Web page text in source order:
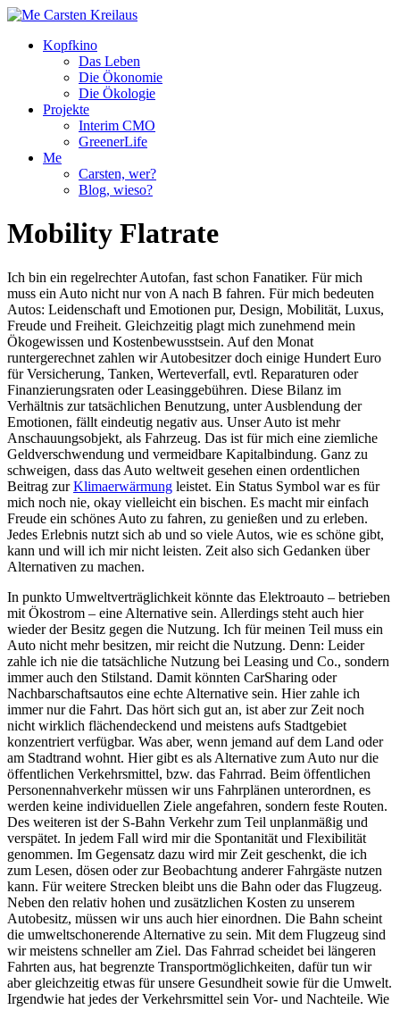
Kopfkino
Das Leben
Die Ökonomie
Die Ökologie
Projekte
Interim CMO
GreenerLife
Me
Carsten, wer?
Blog, wieso?
Mobility Flatrate
Ich bin ein regelrechter Autofan, fast schon Fanatiker. Für mich
muss ein Auto nicht nur von A nach B fahren. Für mich bedeuten
Autos: Leidenschaft und Emotionen pur, Design, Mobilität, Luxus,
Freude und Freiheit. Gleichzeitig plagt mich zunehmend mein
Ökogewissen und Kostenbewusstsein. Auf den Monat
runtergerechnet zahlen wir Autobesitzer doch einige Hundert Euro
für Versicherung, Tanken, Werteverfall, evtl. Reparaturen oder
Finanzierungsraten oder Leasinggebühren. Diese Bilanz im
Verhältnis zur tatsächlichen Benutzung, unter Ausblendung der
Emotionen, fällt eindeutig negativ aus. Unser Auto ist mehr
Anschauungsobjekt, als Fahrzeug. Das ist für mich eine ziemliche
Geldverschwendung und vermeidbare Kapitalbindung. Ganz zu
schweigen, dass das Auto weltweit gesehen einen ordentlichen
Beitrag zurKlimaerwärmung leistet. Ein Status Symbol war es für
mich noch nie, okay vielleicht ein bischen. Es macht mir einfach
Freude ein schönes Auto zu fahren, zu genießen und zu erleben.
Jedes Erlebnis nutzt sich ab und so viele Autos, wie es schöne gibt,
kann und will ich mir nicht leisten. Zeit also sich Gedanken über
Alternativen zu machen.
In punkto Umweltverträglichkeit könnte das Elektroauto – betrieben
mit Ökostrom – eine Alternative sein. Allerdings steht auch hier
wieder der Besitz gegen die Nutzung. Ich für meinen Teil muss ein
Auto nicht mehr besitzen, mir reicht die Nutzung. Denn: Leider
zahle ich nie die tatsächliche Nutzung bei Leasing und Co., sondern
immer auch den Stilstand. Damit könnten CarSharing oder
Nachbarschaftsautos eine echte Alternative sein. Hier zahle ich
immer nur die Fahrt. Das hört sich gut an, ist aber zur Zeit noch
nicht wirklich flächendeckend und meistens aufs Stadtgebiet
konzentriert verfügbar. Was aber, wenn jemand auf dem Land oder
am Stadtrand wohnt. Hier gibt es als Alternative zum Auto nur die
öffentlichen Verkehrsmittel, bzw. das Fahrrad. Beim öffentlichen
Personennahverkehr müssen wir uns Fahrplänen unterordnen, es
werden keine individuellen Ziele angefahren, sondern feste Routen.
Des weiteren ist der S-Bahn Verkehr zum Teil unplanmäßig und
verspätet. In jedem Fall wird mir die Spontanität und Flexibilität
genommen. Im Gegensatz dazu wird mir Zeit geschenkt, die ich
zum Lesen, dösen oder zur Beobachtung anderer Fahrgäste nutzen
kann. Für weitere Strecken bleibt uns die Bahn oder das Flugzeug.
Neben den relativ hohen und zusätzlichen Kosten zu unserem
Autobesitz, müssen wir uns auch hier einordnen. Die Bahn scheint
die umweltschonerende Alternative zu sein. Mit dem Flugzeug sind
wir meistens schneller am Ziel. Das Fahrrad scheidet bei längeren
Fahrten aus, hat begrenzte Transportmöglichkeiten, dafür tun wir
aber gleichzeitig etwas für unsere Gesundheit sowie für die Umwelt.
Irgendwie hat jedes der Verkehrsmittel sein Vor- und Nachteile. Wie